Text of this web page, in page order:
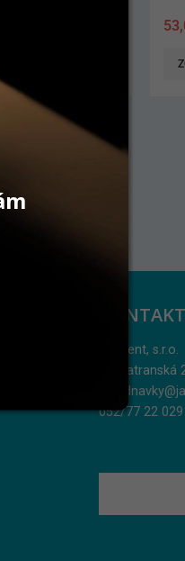
PRODUKT
Jarident, s.r.o.
Podtatranská
052/77 22 029